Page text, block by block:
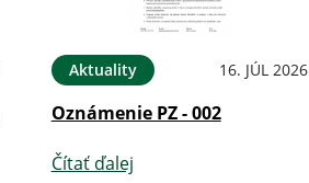
Aktuality 16. JÚL 2026
Oznámenie PZ - 002
Čítať ďalej